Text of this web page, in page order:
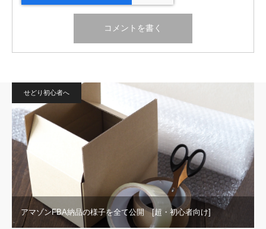
せどり初心者へ
アマゾンFBA納品の様子を全て公開 [超・初心者向け]